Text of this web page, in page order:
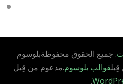
. جميع الحقوق محفوظةبلوسوم
قوالب بلوسوم.مدعوم من قِبل
.